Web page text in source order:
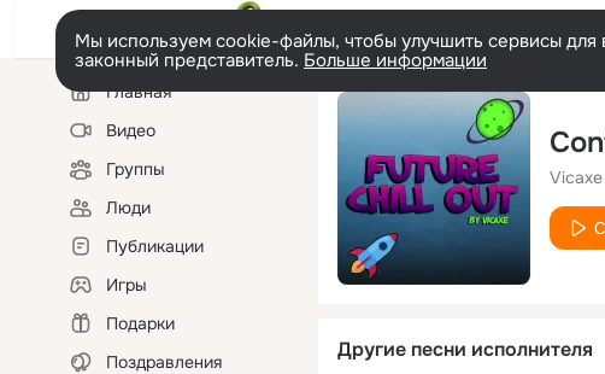
Мы используем cookie-файлы, чтобы улучшить сервисы
законный представитель. Больше информации
Левая
колонкаГлавная
Видео
Группы
Люди
Публикации
Игры
Подарки
Поздравления
Vicaxe
Другие песни исполнителя